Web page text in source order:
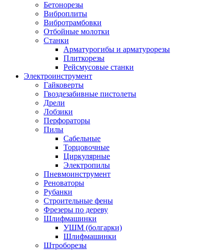
Бетонорезы
Виброплиты
Вибротрамбовки
Отбойные молотки
Станки
Арматурогибы и арматурорезы
Плиткорезы
Рейсмусовые станки
Электроинструмент
Гайковерты
Гвоздезабивные пистолеты
Дрели
Лобзики
Перфораторы
Пилы
Сабельные
Торцовочные
Циркулярные
Электропилы
Пневмоинструмент
Реноваторы
Рубанки
Строительные фены
Фрезеры по дереву
Шлифмашинки
УШМ (болгарки)
Шлифмашинки
Штроборезы